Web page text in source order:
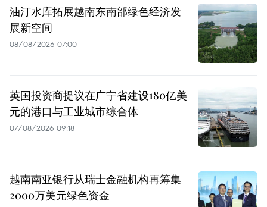
油汀水库拓展越南东南部绿色经济发
展新空间
08/08/2026 07:00
英国投资商提议在广宁省建设180亿美
元的港口与工业城市综合体
07/08/2026 09:18
越南南亚银行从瑞士金融机构再筹集
2000万美元绿色资金